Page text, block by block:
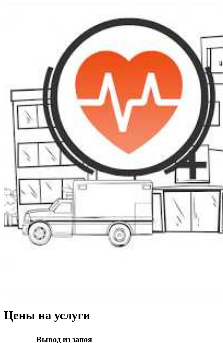
Цены на услуги
Вывод из запоя